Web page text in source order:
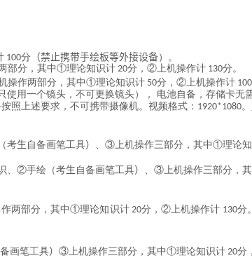
100分 （禁止携带手绘板等外接设备）。
部分，其中①理论知识计20分，②上机操作计 130分。
操作两部分，其中①理论知识计 50分，②上机操作计 100
使用一个镜头，不可更换镜头）， 电池自备，存储卡无
照上述要求，不可携带摄像机。视频格式： 1920*1080
考生 自备画笔工具） 、③上机操作三部分，其中①理论
、②手绘（考生 自备画笔工具）
、③上机操作三部分，
两部分，其中①理论知识计20分，②上机操作计 130分
画笔工具）③上机操作三部分，其中①理论知识计 20分